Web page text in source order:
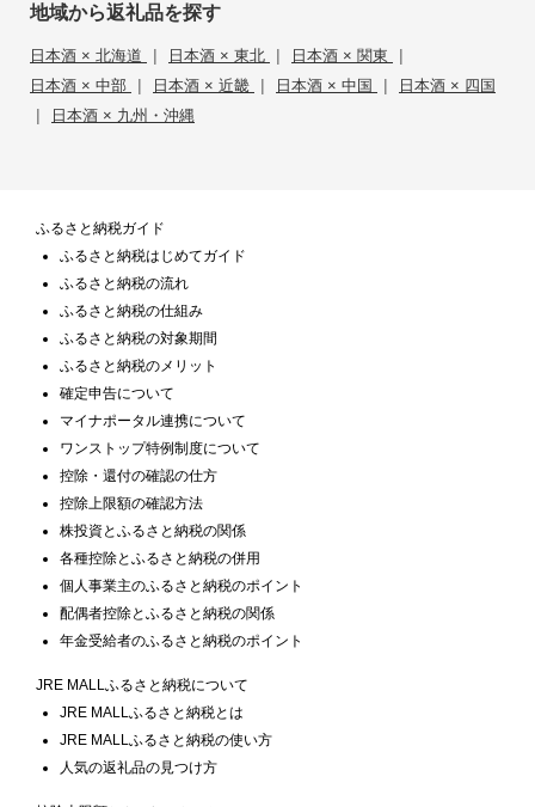
地域から返礼品を探す
日本酒 × 北海道 | 日本酒 × 東北 | 日本酒 × 関東 |
日本酒 × 中部 | 日本酒 × 近畿 | 日本酒 × 中国 | 日本酒 × 四国
| 日本酒 × 九州・沖縄
ふるさと納税ガイド
ふるさと納税はじめてガイド
ふるさと納税の流れ
ふるさと納税の仕組み
ふるさと納税の対象期間
ふるさと納税のメリット
確定申告について
マイナポータル連携について
ワンストップ特例制度について
控除・還付の確認の仕方
控除上限額の確認方法
株投資とふるさと納税の関係
各種控除とふるさと納税の併用
個人事業主のふるさと納税のポイント
配偶者控除とふるさと納税の関係
年金受給者のふるさと納税のポイント
JRE MALLふるさと納税について
JRE MALLふるさと納税とは
JRE MALLふるさと納税の使い方
人気の返礼品の見つけ方